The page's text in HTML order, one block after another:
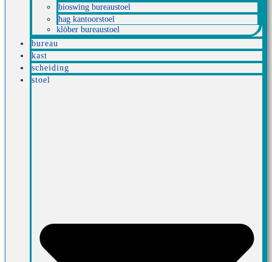
bioswing bureaustoel
hag kantoorstoel
klöber bureaustoel
bureau
kast
scheiding
stoel